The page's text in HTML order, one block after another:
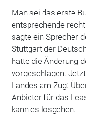
Man sei das erste
entsprechende
sagte ein Sprecher
Stuttgart der
hatte die Änderung
vorgeschlagen.
Landes am Zug:
Anbieter für das
kann es losgehen.